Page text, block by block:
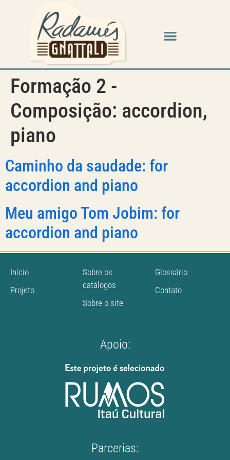
Formação 2 -
Composição: accordion,
piano
Caminho da saudade: for
accordion and piano
Meu amigo Tom Jobim: for
accordion and piano
Início
Projeto
Sobre os
catálogos
Sobre o site
Glossário
Contato
Apoio:
Parcerias: